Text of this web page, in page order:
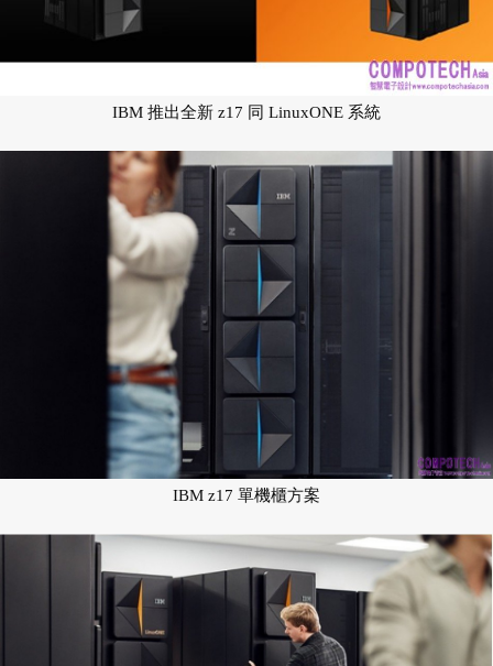
IBM 推出全新 z17 同 LinuxONE 系統
IBM z17 單機櫃方案